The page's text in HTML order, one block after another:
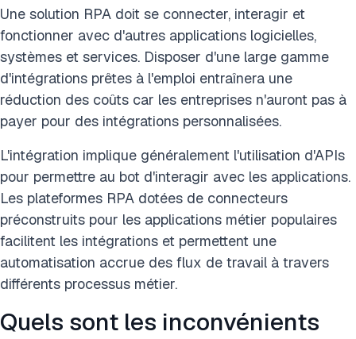
Une solution RPA doit se connecter, interagir et
fonctionner avec d'autres applications logicielles,
systèmes et services. Disposer d'une large gamme
d'intégrations prêtes à l'emploi entraînera une
réduction des coûts car les entreprises n'auront pas à
payer pour des intégrations personnalisées.
L'intégration implique généralement l'utilisation d'APIs
pour permettre au bot d'interagir avec les applications.
Les plateformes RPA dotées de connecteurs
préconstruits pour les applications métier populaires
facilitent les intégrations et permettent une
automatisation accrue des flux de travail à travers
différents processus métier.
Quels sont les inconvénients